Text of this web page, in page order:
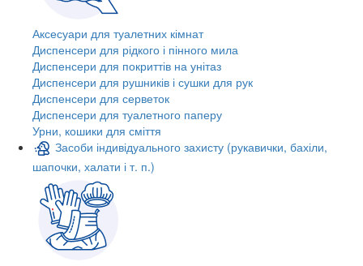
Аксесуари для туалетних кімнат
Диспенсери для рідкого і пінного мила
Диспенсери для покриттів на унітаз
Диспенсери для рушників і сушки для рук
Диспенсери для серветок
Диспенсери для туалетного паперу
Урни, кошики для сміття
Засоби індивідуального захисту (рукавички, бахіли,
шапочки, халати і т. п.)